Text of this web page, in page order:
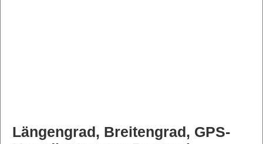
Längengrad, Breitengrad, GPS-